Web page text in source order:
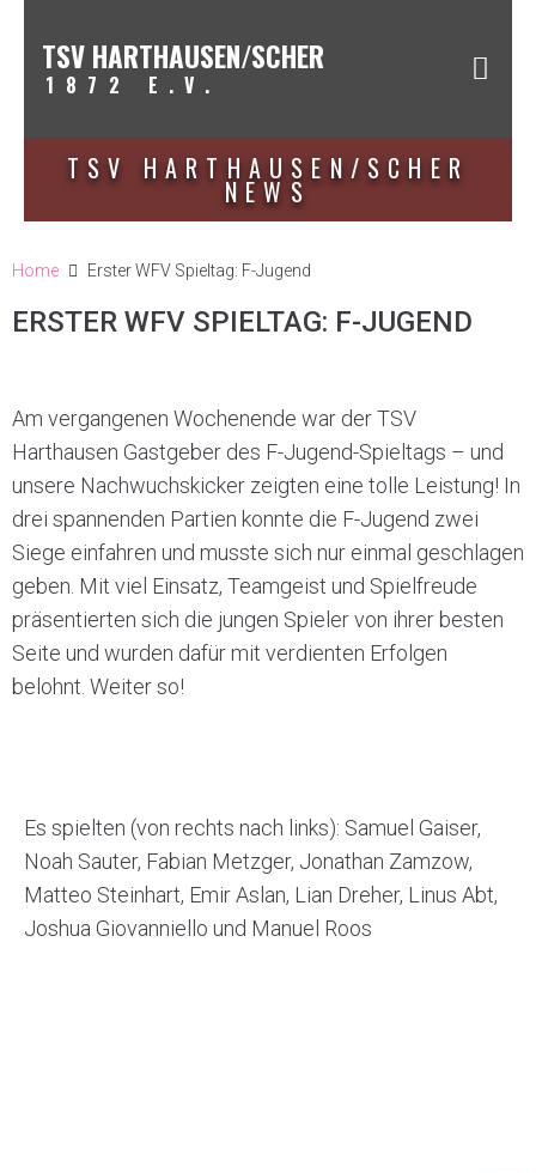
TSV HARTHAUSEN/SCHER
1872 E.V.
TSV HARTHAUSEN/SCHER
NEWS
Home Erster WFV Spieltag: F-Jugend
ERSTER WFV SPIELTAG: F-JUGEND
Am vergangenen Wochenende war der TSV
Harthausen Gastgeber des F-Jugend-Spieltags – und
unsere Nachwuchskicker zeigten eine tolle Leistung! In
drei spannenden Partien konnte die F-Jugend zwei
Siege einfahren und musste sich nur einmal geschlagen
geben. Mit viel Einsatz, Teamgeist und Spielfreude
präsentierten sich die jungen Spieler von ihrer besten
Seite und wurden dafür mit verdienten Erfolgen
belohnt. Weiter so!
Es spielten (von rechts nach links): Samuel Gaiser,
Noah Sauter, Fabian Metzger, Jonathan Zamzow,
Matteo Steinhart, Emir Aslan, Lian Dreher, Linus Abt,
Joshua Giovanniello und Manuel Roos